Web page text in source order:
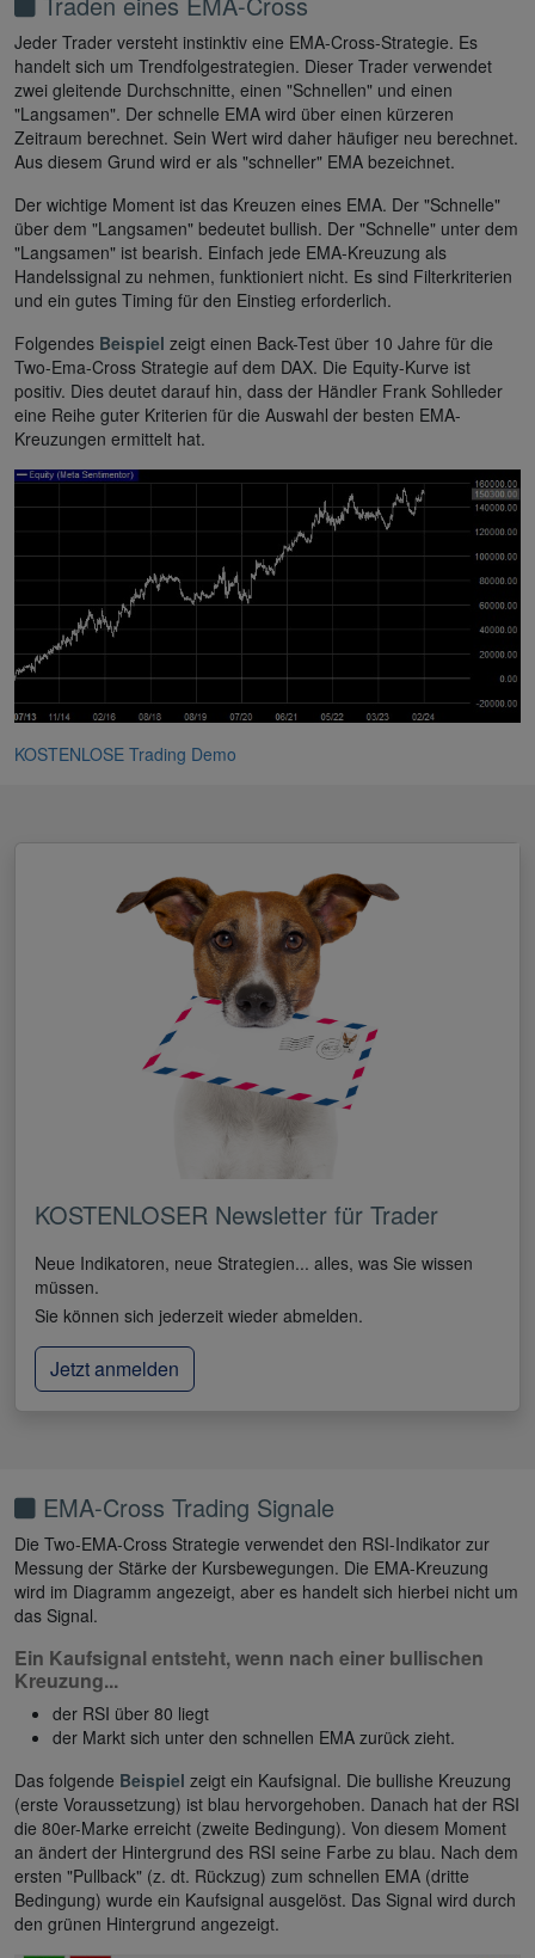
Jeder Trader versteht instinktiv eine EMA-Cross-Strategie. Es
handelt sich um Trendfolgestrategien. Dieser Trader verwendet
zwei gleitende Durchschnitte, einen "Schnellen" und einen
"Langsamen". Der schnelle EMA wird über einen kürzeren
Zeitraum berechnet. Sein Wert wird daher häufiger neu berechnet.
Aus diesem Grund wird er als "schneller" EMA bezeichnet.
Der wichtige Moment ist das Kreuzen eines EMA. Der "Schnelle"
über dem "Langsamen" bedeutet bullish. Der "Schnelle" unter dem
"Langsamen" ist bearish. Einfach jede EMA-Kreuzung als
Handelssignal zu nehmen, funktioniert nicht. Es sind Filterkriterien
und ein gutes Timing für den Einstieg erforderlich.
Folgendes Beispiel zeigt einen Back-Test über 10 Jahre für die
Two-Ema-Cross Strategie auf dem DAX. Die Equity-Kurve ist
positiv. Dies deutet darauf hin, dass der Händler Frank Sohlleder
eine Reihe guter Kriterien für die Auswahl der besten EMA-
Kreuzungen ermittelt hat.
KOSTENLOSE Trading Demo
KOSTENLOSER Newsletter für Trader
Neue Indikatoren, neue Strategien... alles, was Sie wissen
müssen.
Sie können sich jederzeit wieder abmelden.
Jetzt anmelden
EMA-Cross Trading Signale
Die Two-EMA-Cross Strategie verwendet den RSI-Indikator zur
Messung der Stärke der Kursbewegungen. Die EMA-Kreuzung
wird im Diagramm angezeigt, aber es handelt sich hierbei nicht um
das Signal.
Ein Kaufsignal entsteht, wenn nach einer bullischen
Kreuzung...
der RSI über 80 liegt
der Markt sich unter den schnellen EMA zurück zieht.
Das folgende Beispiel zeigt ein Kaufsignal. Die bullishe Kreuzung
(erste Voraussetzung) ist blau hervorgehoben. Danach hat der RSI
die 80er-Marke erreicht (zweite Bedingung). Von diesem Moment
an ändert der Hintergrund des RSI seine Farbe zu blau. Nach dem
ersten "Pullback" (z. dt. Rückzug) zum schnellen EMA (dritte
Bedingung) wurde ein Kaufsignal ausgelöst. Das Signal wird durch
den grünen Hintergrund angezeigt.